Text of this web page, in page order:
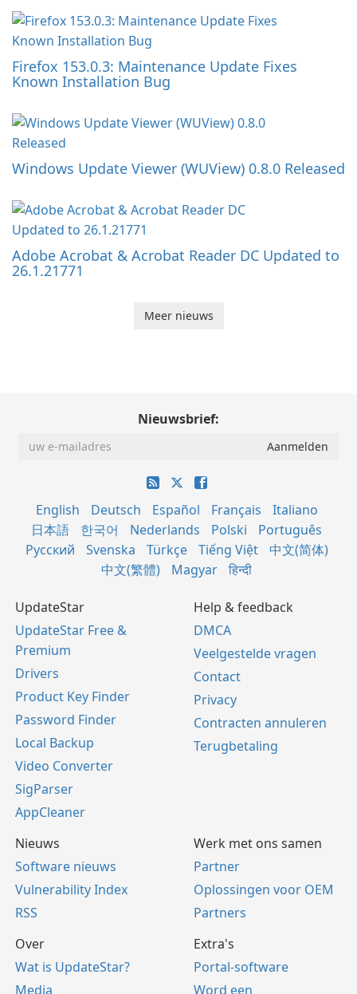
Firefox 153.0.3: Maintenance Update Fixes
Known Installation Bug
Windows Update Viewer (WUView) 0.8.0 Released
Adobe Acrobat & Acrobat Reader DC Updated to
26.1.21771
Meer nieuws
Nieuwsbrief:
English Deutsch Español Français
Italiano
日本語
한국어 Nederlands Polski
Português
Русский
Svenska Türkçe Tiếng Việt
中文(简体)
中文(繁體)
Magyar हिन्दी
UpdateStar
UpdateStar Free &
Premium
Drivers
Product Key Finder
Password Finder
Local Backup
Video Converter
SigParser
AppCleaner
Help & feedback
DMCA
Veelgestelde vragen
Contact
Privacy
Contracten annuleren
Terugbetaling
Nieuws
Software nieuws
Vulnerability Index
RSS
Werk met ons samen
Partner
Oplossingen voor OEM
Partners
Over
Wat is UpdateStar?
Media
Extra's
Portal-software
Word een